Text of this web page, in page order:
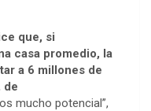
que, si
casa promedio, la
a 6 millones de
de
mucho potencial”,